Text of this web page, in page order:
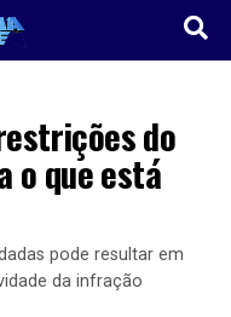
do
o que está
pode resultar em
da infração